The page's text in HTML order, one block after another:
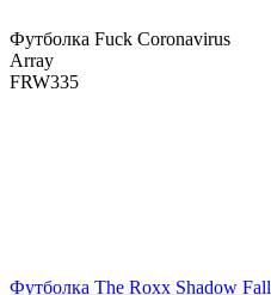
Футболка Fuck Coronavirus
Array
FRW335
Футболка The Roxx Shadow Fall